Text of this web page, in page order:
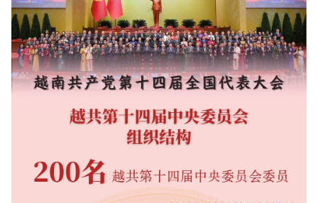
国际
旅游
友谊桥梁
史海
多功能媒体
图表新闻